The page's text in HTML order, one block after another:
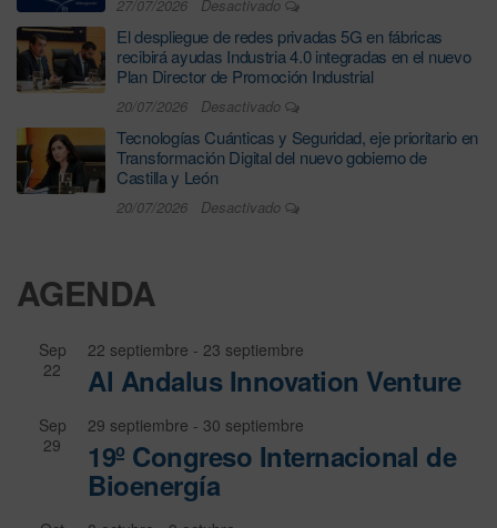
27/07/2026 Desactivado
El despliegue de redes privadas 5G en fábricas
recibirá ayudas Industria 4.0 integradas en el nuevo
Plan Director de Promoción Industrial
20/07/2026 Desactivado
Tecnologías Cuánticas y Seguridad, eje prioritario en
Transformación Digital del nuevo gobierno de
Castilla y León
20/07/2026 Desactivado
AGENDA
Sep
22
22 septiembre - 23 septiembre
Al Andalus Innovation Venture
Sep
29
29 septiembre - 30 septiembre
19º Congreso Internacional de
Bioenergía